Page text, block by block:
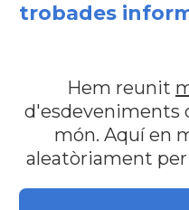
trobades
Hem reunit
d'esdeveniments
món. Aquí en
aleatòriament